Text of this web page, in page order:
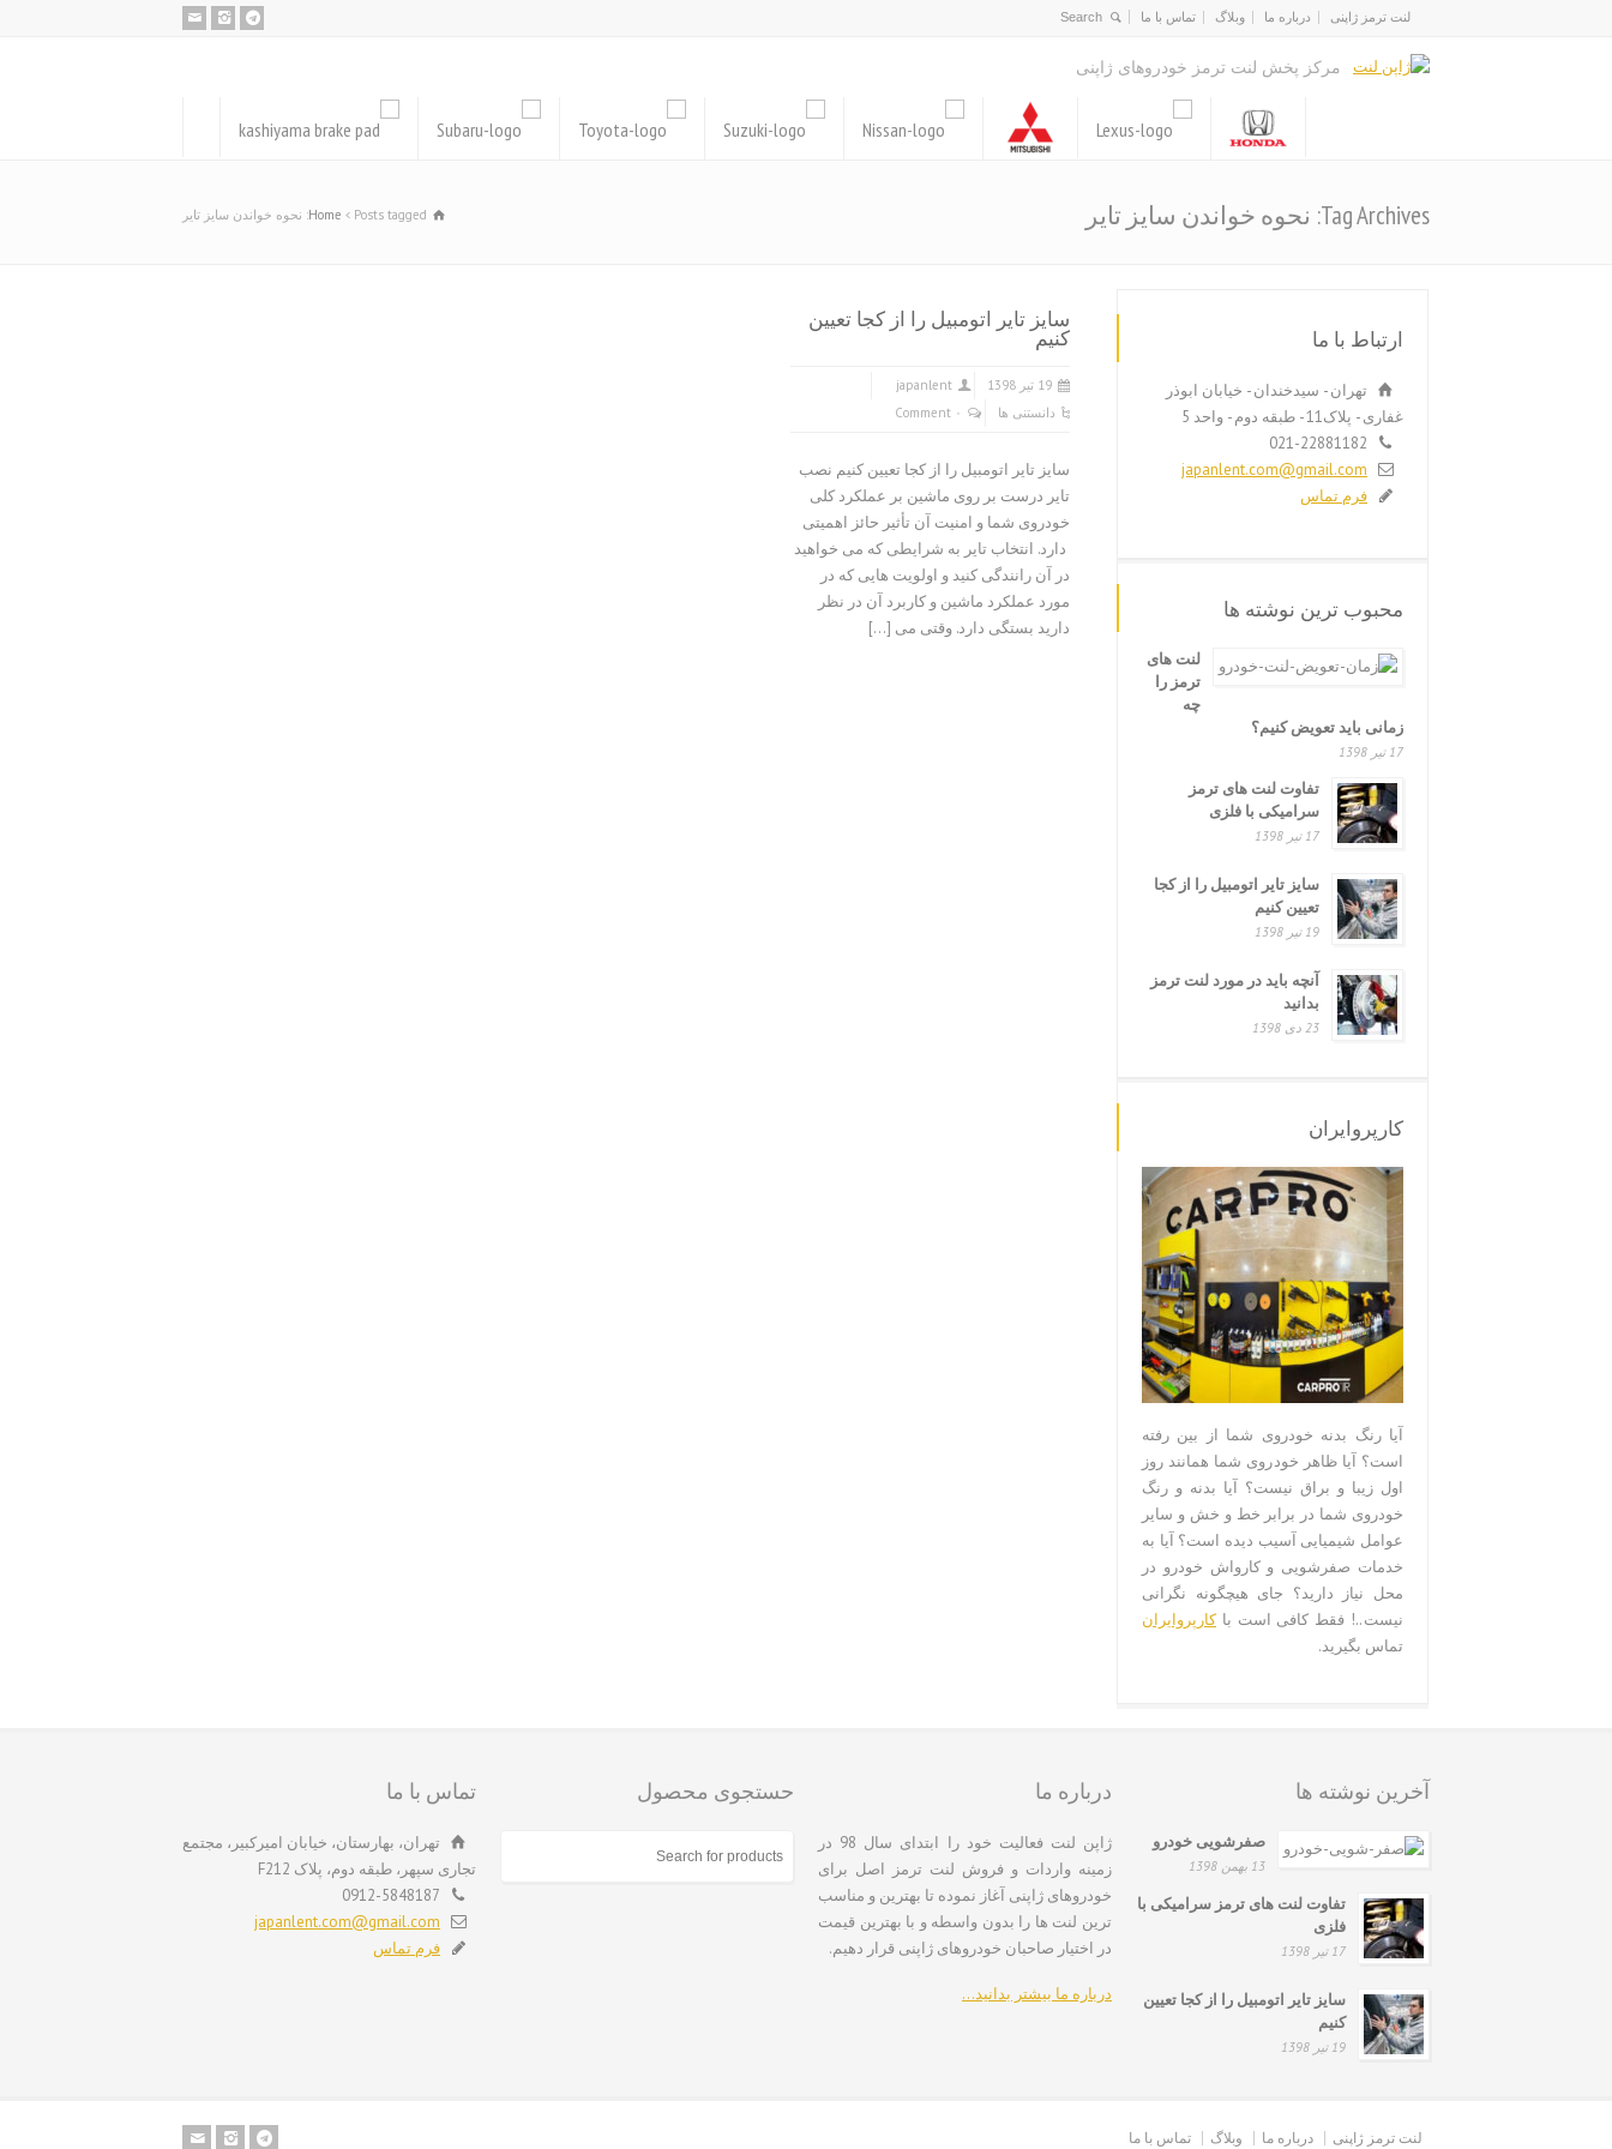
لنت ترمز ژاپنی درباره ما وبلاگ تماس با ما
مرکز پخش لنت ترمز خودروهای ژاپنی
Tag Archives: نحوه خواندن سایز تایر Home Posts tagged: نحوه خواندن سایز تایر
سایز تایر اتومبیل را از کجا تعیین
کنیم
19 تیر 1398
japanlent
دانستنی ها
۰ Comment
سایز تایر اتومبیل را از کجا تعیین کنیم نصب
تایر درست بر روی ماشین بر عملکرد کلی
خودروی شما و امنیت آن تأثیر حائز اهمیتی
دارد. انتخاب تایر به شرایطی که می خواهید
در آن رانندگی کنید و اولویت هایی که در
مورد عملکرد ماشین و کاربرد آن در نظر
دارید بستگی دارد. وقتی می […]
ارتباط با ما
تهران - سیدخندان - خیابان ابوذر
غفاری - پلاک11 - طبقه دوم - واحد 5
021-22881182
japanlent.com@gmail.com
فرم تماس
محبوب ترین نوشته ها
لنت های
ترمز را
چه
زمانی باید تعویض کنیم؟
17 تیر 1398
تفاوت لنت های ترمز
سرامیکی با فلزی
17 تیر 1398
سایز تایر اتومبیل را از کجا
تعیین کنیم
19 تیر 1398
آنچه باید در مورد لنت ترمز
بدانید
23 دی 1398
کارپروایران
آیا رنگ بدنه خودروی شما از بین رفته
است؟ آیا ظاهر خودروی شما همانند روز
اول زیبا و براق نیست؟ آیا بدنه و رنگ
خودروی شما در برابر خط و خش و سایر
عوامل شیمیایی آسیب دیده است؟ آیا به
خدمات صفرشویی و کارواش خودرو در
محل نیاز دارید؟ جای هیچگونه نگرانی
نیست..! فقط کافی است باکارپروایران
تماس بگیرید.
آخرین نوشته ها
صفرشویی خودرو
13 بهمن 1398
تفاوت لنت های ترمز سرامیکی با
فلزی
17 تیر 1398
سایز تایر اتومبیل را از کجا تعیین
کنیم
19 تیر 1398
درباره ما
ژاپن لنت فعالیت خود را ابتدای سال 98 در
زمینه واردات و فروش لنت ترمز اصل برای
خودروهای ژاپنی آغاز نموده تا بهترین و مناسب
ترین لنت ها را بدون واسطه و با بهترین قیمت
در اختیار صاحبان خودروهای ژاپنی قرار دهیم.
درباره ما بیشتر بدانید…
حستجوی محصول تماس با ما
تهران، بهارستان، خیابان امیرکبیر، مجتمع
تجاری سپهر، طبقه دوم، پلاک F212
0912-5848187
japanlent.com@gmail.com
فرم تماس
تماس با ما وبلاگ درباره ما لنت ترمز ژاپنی